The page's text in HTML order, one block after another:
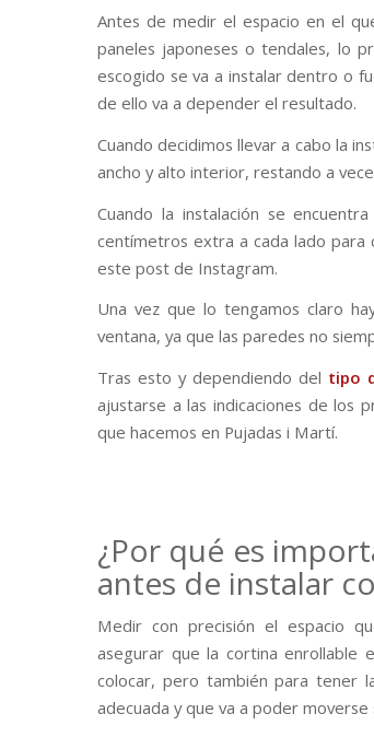
Antes de medir el espacio en el
paneles japoneses o tendales, lo
escogido se va a instalar dentro o
de ello va a depender el resultado.
Cuando decidimos llevar a cabo la
ancho y alto interior, restando a
Cuando la instalación se encuentra
centímetros extra a cada lado para
este post de Instagram.
Una vez que lo tengamos claro
ventana, ya que las paredes no
Tras esto y dependiendo del tipo
ajustarse a las indicaciones de los
que hacemos en Pujadas i Martí.
¿Por qué es
antes de instalar
Medir con precisión el espacio
asegurar que la cortina enrollable
colocar, pero también para tener
adecuada y que va a poder moverse